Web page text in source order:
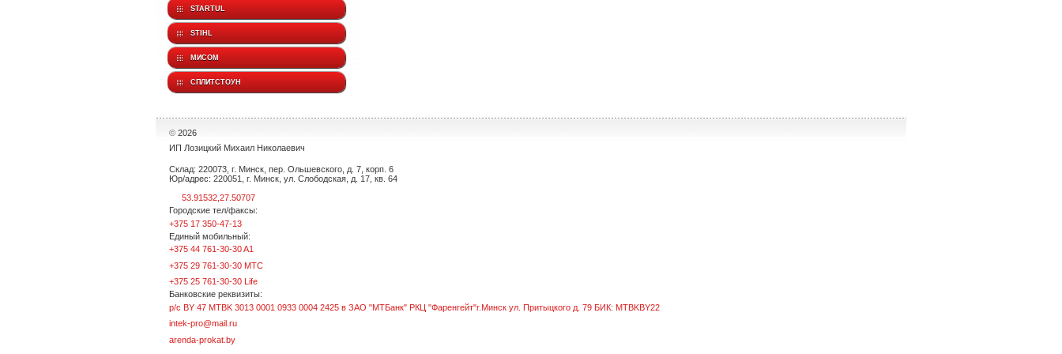
STARTUL
STIHL
МИСОМ
СПЛИТСТОУН
© 2026
ИП Лозицкий Михаил Николаевич
Склад: 220073, г. Минск, пер. Ольшевского, д. 7, корп. 6
Юр/адрес: 220051, г. Минск, ул. Слободская, д. 17, кв. 64
53.91532,27.50707
Городские тел/факсы:
+375 17 350-47-13
Единый мобильный:
+375 44 761-30-30 A1
+375 29 761-30-30 МТС
+375 25 761-30-30 Life
Банковские реквизиты:
р/с BY 47 MTBK 3013 0001 0933 0004 2425 в ЗАО "МТБанк" РКЦ "Фаренгейт"г.Минск ул. Притыцкого д. 79 БИК: MTBKBY22
intek-pro@mail.ru
arenda-prokat.by